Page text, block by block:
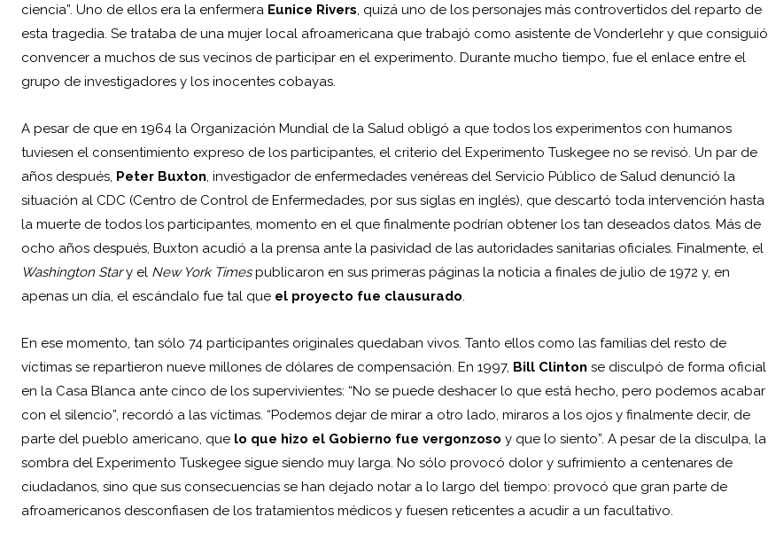
ciencia”. Uno de ellos era la enfermera Eunice Rivers, quizá uno de los personajes más controvertidos del reparto de
esta tragedia. Se trataba de una mujer local afroamericana que trabajó como asistente de Vonderlehr y que consiguió
convencer a muchos de sus vecinos de participar en el experimento. Durante mucho tiempo, fue el enlace entre el
grupo de investigadores y los inocentes cobayas.
A pesar de que en 1964 la Organización Mundial de la Salud obligó a que todos los experimentos con humanos
tuviesen el consentimiento expreso de los participantes, el criterio del Experimento Tuskegee no se revisó. Un par de
años después, Peter Buxton, investigador de enfermedades venéreas del Servicio Público de Salud denunció la
situación al CDC (Centro de Control de Enfermedades, por sus siglas en inglés), que descartó toda intervención hasta
la muerte de todos los participantes, momento en el que finalmente podrían obtener los tan deseados datos. Más de
ocho años después, Buxton acudió a la prensa ante la pasividad de las autoridades sanitarias oficiales. Finalmente, el
Washington Stary el New York Timespublicaron en sus primeras páginas la noticia a finales de julio de 1972 y, en
apenas un día, el escándalo fue tal que el proyecto fue clausurado.
En ese momento, tan sólo 74 participantes originales quedaban vivos. Tanto ellos como las familias del resto de
víctimas se repartieron nueve millones de dólares de compensación. En 1997, Bill Clinton se disculpó de forma oficial
en la Casa Blanca ante cinco de los supervivientes: “No se puede deshacer lo que está hecho, pero podemos acabar
con el silencio”, recordó a las víctimas. “Podemos dejar de mirar a otro lado, miraros a los ojos y finalmente decir, de
parte del pueblo americano, que lo que hizo el Gobierno fue vergonzoso y que lo siento”. A pesar de la disculpa, la
sombra del Experimento Tuskegee sigue siendo muy larga. No sólo provocó dolor y sufrimiento a centenares de
ciudadanos, sino que sus consecuencias se han dejado notar a lo largo del tiempo: provocó que gran parte de
afroamericanos desconfiasen de los tratamientos médicos y fuesen reticentes a acudir a un facultativo.